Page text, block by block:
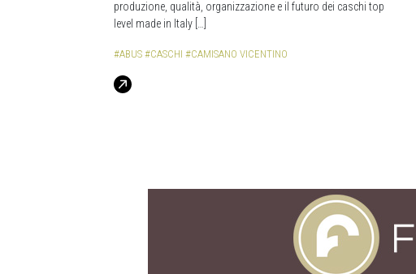
produzione, qualità, organizzazione e il futuro dei caschi top
level made in Italy […]
#ABUS #CASCHI #CAMISANO VICENTINO